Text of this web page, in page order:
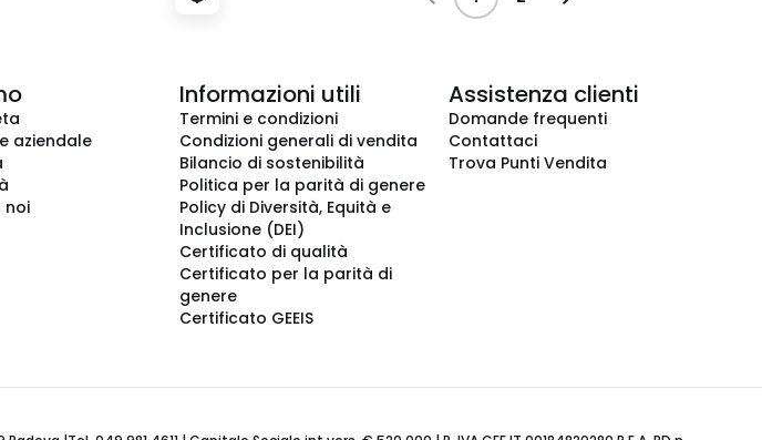
aziendale
noi
Informazioni utili
Termini e condizioni
Condizioni generali di vendita
Bilancio di sostenibilità
Politica per la parità di genere
Policy di Diversità, Equità e
Inclusione (DEI)
Certificato di qualità
Certificato per la parità di
genere
Certificato GEEIS
Assistenza clienti
Domande frequenti
Contattaci
Trova Punti Vendita